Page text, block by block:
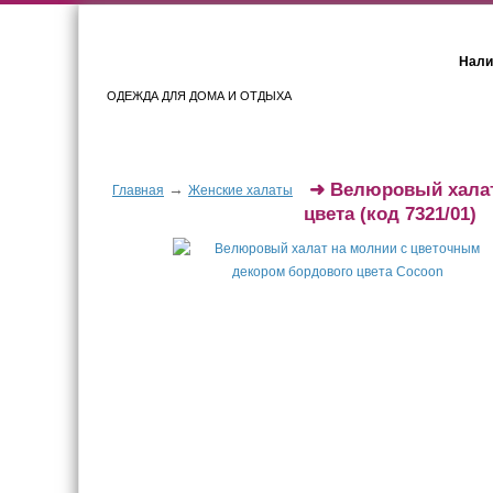
ОДЕЖДА ДЛЯ ДОМА И ОТДЫХА
Главная → Женские халаты ➜ Велюровый
цвета(код 7321/01)